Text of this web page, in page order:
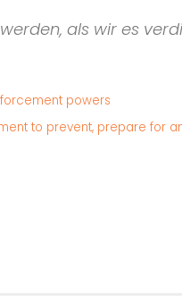
als wir es
powers
to prevent, prepare for